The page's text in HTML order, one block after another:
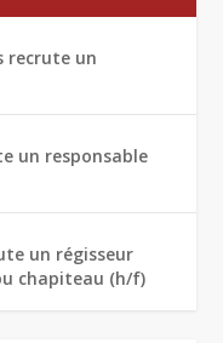
recrute un
un responsable
un régisseur
chapiteau (h/f)